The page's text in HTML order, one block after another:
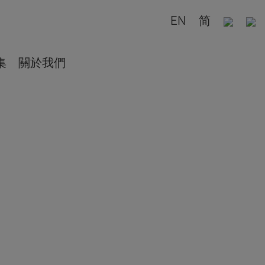
EN 简
關於我們